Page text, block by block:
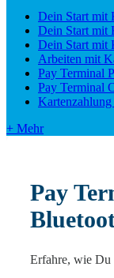
Dein Start mit
Dein Start mit
Dein Start mit
Arbeiten mit
Pay Terminal
Pay Terminal
+ Mehr
Pay
Erfahre, wie Du